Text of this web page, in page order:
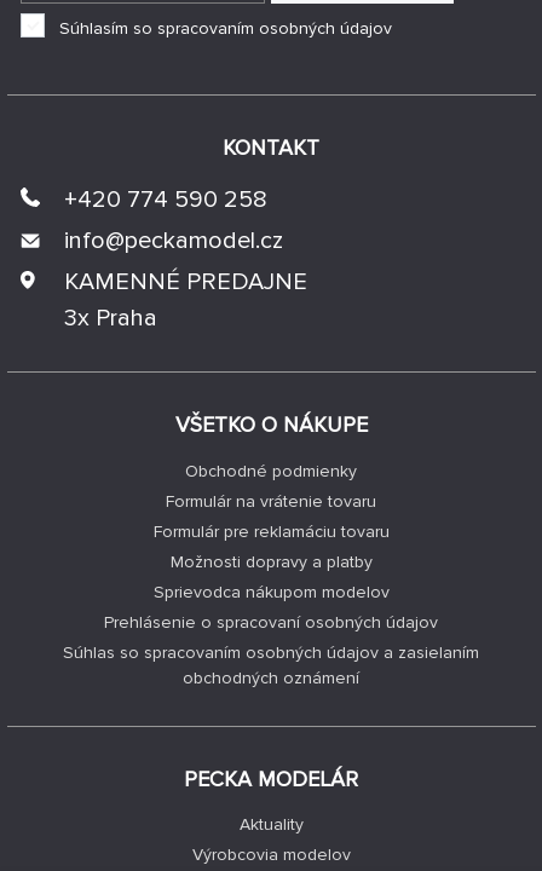
VŠETKO O NÁKUPE
Obchodné podmienky
Formulár na vrátenie tovaru
Formulár pre reklamáciu tovaru
Možnosti dopravy a platby
Sprievodca nákupom modelov
Prehlásenie o spracovaní osobných údajov
Súhlas so spracovaním osobných údajov a zasielaním
obchodných oznámení
PECKA MODELÁR
Aktuality
Výrobcovia modelov
KONTAKT
+420 774 590 258
info@peckamodel.cz
KAMENNÉ PREDAJNE
3x Praha
Súhlasím so spracovaním osobných údajov